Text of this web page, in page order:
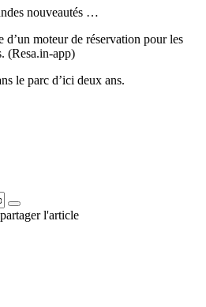
nouveautés …
d’un moteur de réservation pour les
(Resa.in-app)
le parc d’ici deux ans.
l'article